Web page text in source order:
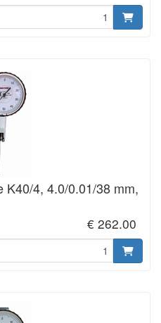
K40/4, 4.0/0.01/38 mm,
€ 262.00